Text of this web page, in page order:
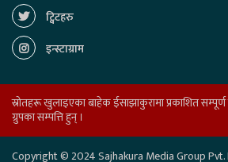
ट्विटहरु
इन्स्टाग्राम
स्रोतहरू खुलाइएका बाहेक ईसाझाकुरामा प्रकाशित सम्पूर्ण
ग्रुपका सम्पत्ति हुन् ।
Copyright © 2024 Sajhakura Media Group Pvt.